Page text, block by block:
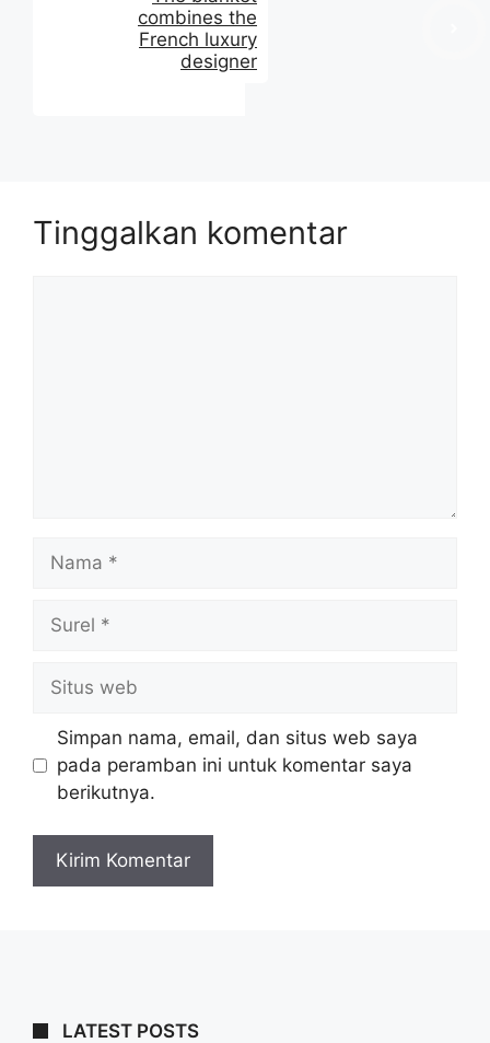
combines the
French luxury
designer
Tinggalkan komentar
Nama
Surel
Situs
web
Simpan nama, email, dan situs web saya
pada peramban ini untuk komentar saya
berikutnya.
LATEST POSTS